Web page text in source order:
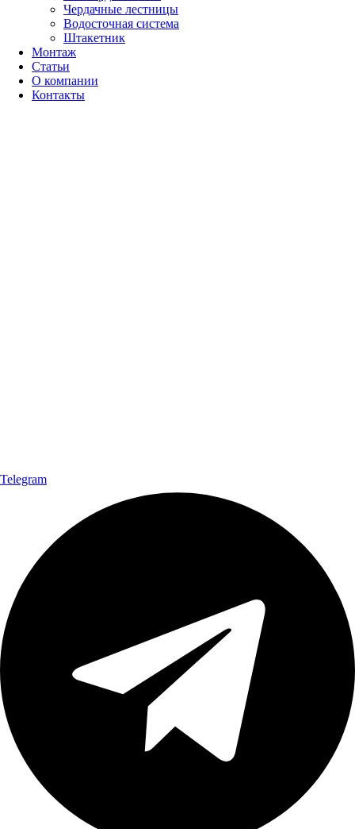
Чердачные лестницы
Водосточная система
Штакетник
Монтаж
Статьи
О компании
Контакты
Telegram